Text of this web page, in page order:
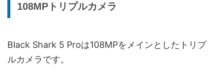
108MPトリプルカメラ
Black Shark 5 Proは108MPをメインとしたトリプ
ルカメラです。